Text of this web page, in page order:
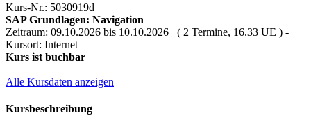
Kurs-Nr.: 5030919d
SAP Grundlagen: Navigation
Zeitraum: 09.10.2026 bis 10.10.2026 ( 2 Termine, 16.33 UE ) -
Kursort: Internet
Kurs ist buchbar
Alle Kursdaten anzeigen
Kursbeschreibung